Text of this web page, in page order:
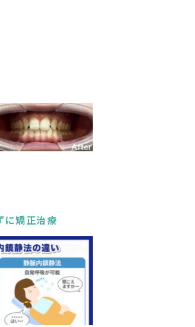
に矯正治療